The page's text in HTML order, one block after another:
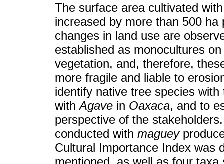
The surface area cultivated
increased by more than 500 ha
changes in land use are
established as monocultures
vegetation, and, therefore,
more fragile and liable to
identify native tree species
withAgave in Oaxaca, and to
perspective of the
conducted with maguey
Cultural Importance Index was
mentioned, as well as four